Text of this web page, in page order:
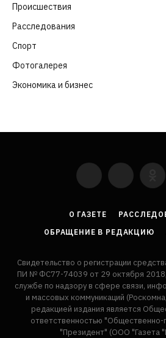
Происшествия
Расследования
Спорт
Фотогалерея
Экономика и бизнес
YouTube
О ГАЗЕТЕ
ОБРАЩЕНИЕ В РЕДАКЦИЮ
Свидетельство о регистрации
ПИ № ФС77-74039 от 29 октября
службе по надзору в сфере связи,
и массовых коммуникаций
редакцией издания является
ответственностью "Общественно-
"Президент" (ООО "Газета